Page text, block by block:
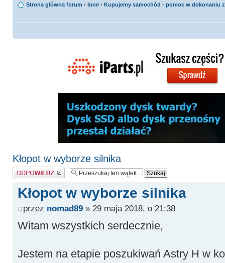
Strona główna forum ‹ Inne ‹ Kupujemy samochód - pomoc w dokonaniu
Kłopot w wyborze silnika
Odpowiedz
Kłopot w wyborze silnika
przez nomad89» 29 maja 2018, o 21:38
Witam wszystkich serdecznie,
Jestem na etapie poszukiwań Astry H w